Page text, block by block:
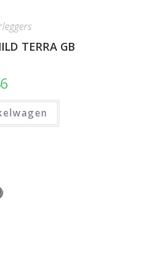
TERRA GB